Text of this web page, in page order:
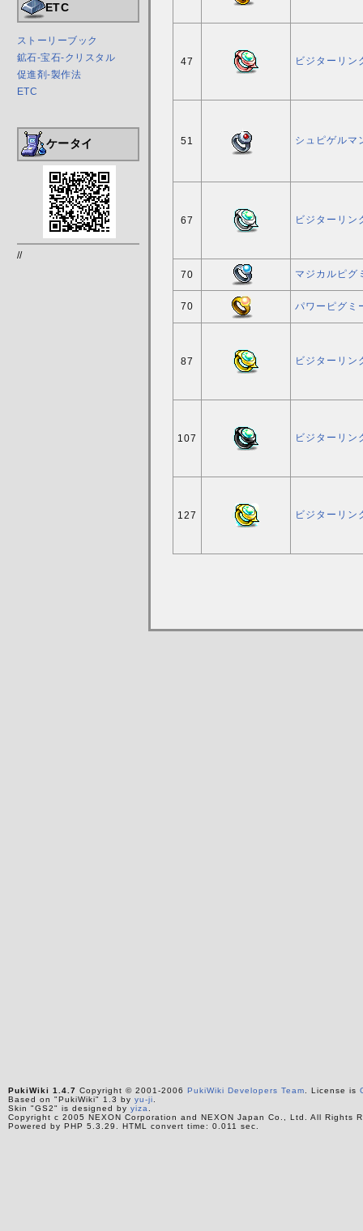
ETC
ストーリーブック
鉱石-宝石-クリスタル
促進剤-製作法
ETC
ケータイ
//
47 ビジターリン
51 シュピゲルマ
67 ビジターリン
70 マジカルピグ
70 パワーピグミ
87 ビジターリン
107 ビジターリン
127 ビジターリン
PukiWiki 1.4.7 Copyright © 2001-2006 PukiWiki Developers Team . License is
Based on "PukiWiki" 1.3 by yu-ji
Skin "GS2" is designed by yiza
Copyright c 2005 NEXON Corporation and NEXON Japan Co., Ltd. All Rights
Powered by PHP 5.3.29. HTML convert time: 0.011 sec.